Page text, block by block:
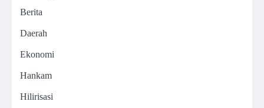
Berita
Daerah
Ekonomi
Hankam
Hilirisasi